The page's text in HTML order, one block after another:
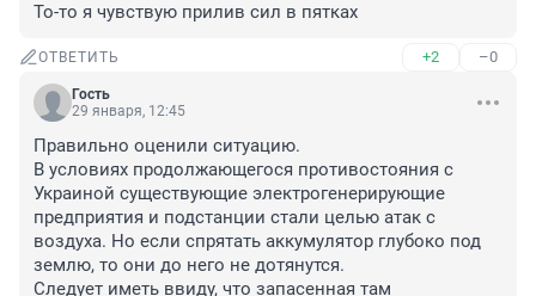
То-то я чувствую прилив сил в пятках
ОТВЕТИТЬ +2 –0
Гость
29 января, 12:45
Правильно оценили ситуацию.
В условиях продолжающегося противостояния с
Украиной существующие электрогенерирующие
предприятия и подстанции стали целью атак с
воздуха. Но если спрятать аккумулятор глубоко под
землю, то они до него не дотянутся.
Следует иметь ввиду, что запасенная там